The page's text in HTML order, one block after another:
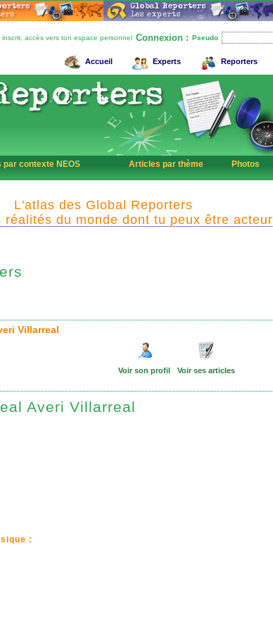
accès vers ton espace personnel Connexion : Pseudo
Accueil Experts Reporters
contexte NEOS Articles par thème Photos
L'atlas des Global Reporters
réalités du monde dont tu peux être acteur
Villarreal
Voir son profil Voir ses articles
Averi Villarreal
: